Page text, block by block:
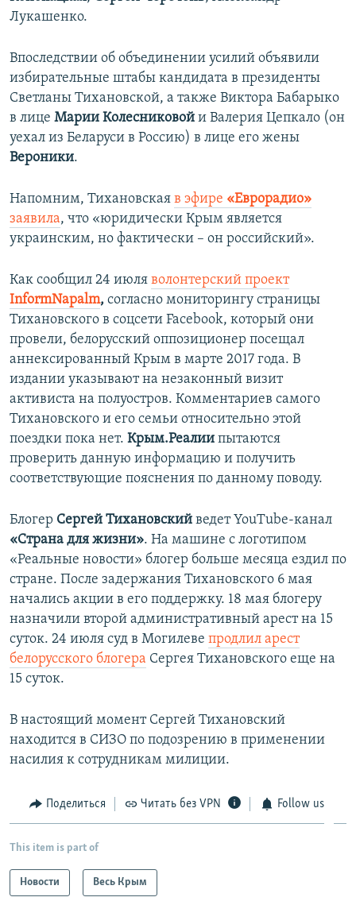
Лукашенко.
Впоследствии об объединении усилий объявили
избирательные штабы кандидата в президенты
Светланы Тихановской, а также Виктора Бабарыко
в лице Марии Колесниковой и Валерия Цепкало (он
уехал из Беларуси в Россию) в лице его жены
Вероники.
Напомним, Тихановская в эфире «Еврорадио»
заявила, что «юридически Крым является
украинским, но фактически – он российский».
Как сообщил 24 июля волонтерский проект
InformNapalm, согласно мониторингу страницы
Тихановского в соцсети Facebook, который они
провели, белорусский оппозиционер посещал
аннексированный Крым в марте 2017 года. В
издании указывают на незаконный визит
активиста на полуостров. Комментариев самого
Тихановского и его семьи относительно этой
поездки пока нет. Крым.Реалии пытаются
проверить данную информацию и получить
соответствующие пояснения по данному поводу.​
Блогер Сергей Тихановский ведет YouTube-канал
«Страна для жизни». На машине с логотипом
«Реальные новости» блогер больше месяца ездил по
стране. После задержания Тихановского 6 мая
начались акции в его поддержку. 18 мая блогеру
назначили второй административный арест на 15
суток. 24 июля суд в Могилеве продлил арест
белорусского блогера Сергея Тихановского еще на
15 суток.
В настоящий момент Сергей Тихановский
находится в СИЗО по подозрению в применении
насилия к сотрудникам милиции.
Поделиться Читать без VPN Follow us
This item is part of
Новости Весь Крым